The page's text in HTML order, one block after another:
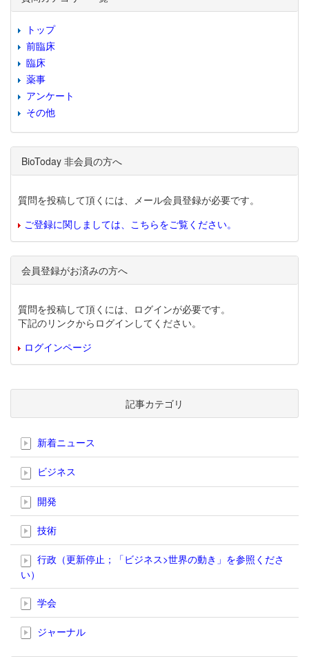
トップ
前臨床
臨床
薬事
アンケート
その他
BioToday 非会員の方へ
質問を投稿して頂くには、メール会員登録が必要です。
ご登録に関しましては、こちらをご覧ください。
会員登録がお済みの方へ
質問を投稿して頂くには、ログインが必要です。
下記のリンクからログインしてください。
ログインページ
記事カテゴリ
新着ニュース
ビジネス
開発
技術
行政（更新停止；「ビジネス>世界の動き」を参照くださ
い）
学会
ジャーナル